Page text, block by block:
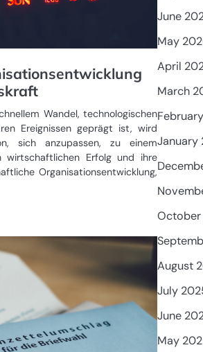
Wandel, technologischen
Ereignissen geprägt ist, wird
sich anzupassen, zu einem
wirtschaftlichen Erfolg und ihre
Organisationsentwicklung,
June
May
April
March
January
October
August
July
June
May